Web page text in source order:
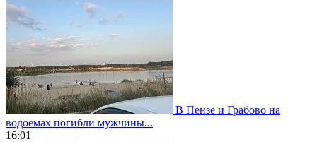
В Пензе и Грабово на
водоемах погибли мужчины...
16:01